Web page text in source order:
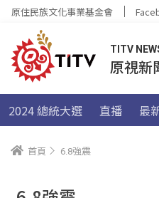
原住民族文化事業基金會
TITV
原視新
2024 總統大選 直播 最
首頁 6.8強震